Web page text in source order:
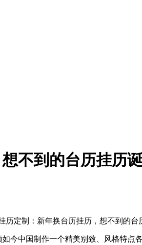
，想不到的台历挂历
中国制作一个精美别致、风格特点